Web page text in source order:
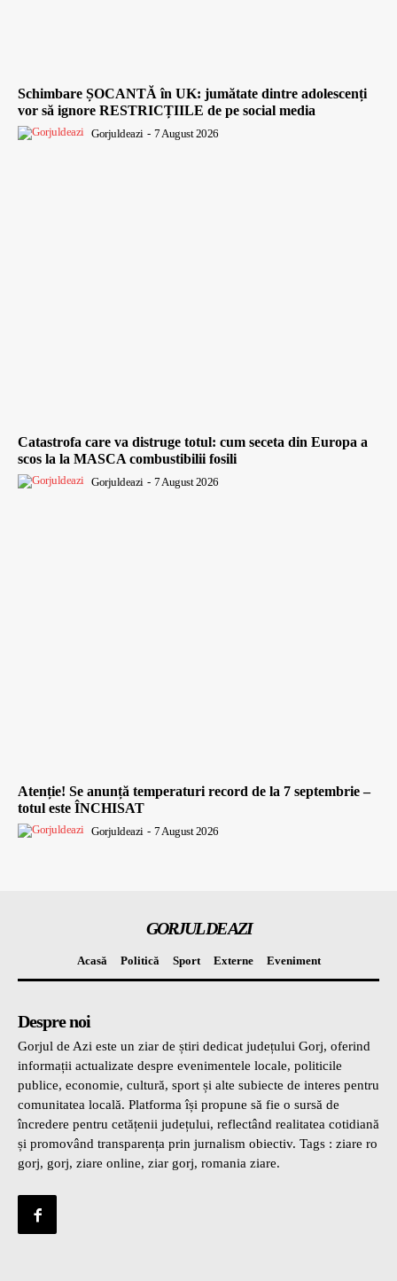
Schimbare ȘOCANTĂ în UK: jumătate dintre adolescenți
vor să ignore RESTRICȚIILE de pe social media
Gorjuldeazi - 7 August 2026
Catastrofa care va distruge totul: cum seceta din Europa a
scos la la MASCA combustibilii fosili
Gorjuldeazi - 7 August 2026
Atenție! Se anunță temperaturi record de la 7 septembrie –
totul este ÎNCHISAT
Gorjuldeazi - 7 August 2026
GORJUL DE AZI
Acasă Politică Sport Externe Eveniment
Despre noi
Gorjul de Azi este un ziar de știri dedicat județului Gorj, oferind
informații actualizate despre evenimentele locale, politicile
publice, economie, cultură, sport și alte subiecte de interes pentru
comunitatea locală. Platforma își propune să fie o sursă de
încredere pentru cetățenii județului, reflectând realitatea cotidiană
și promovând transparența prin jurnalism obiectiv. Tags : ziare ro
gorj, gorj, ziare online, ziar gorj, romania ziare.